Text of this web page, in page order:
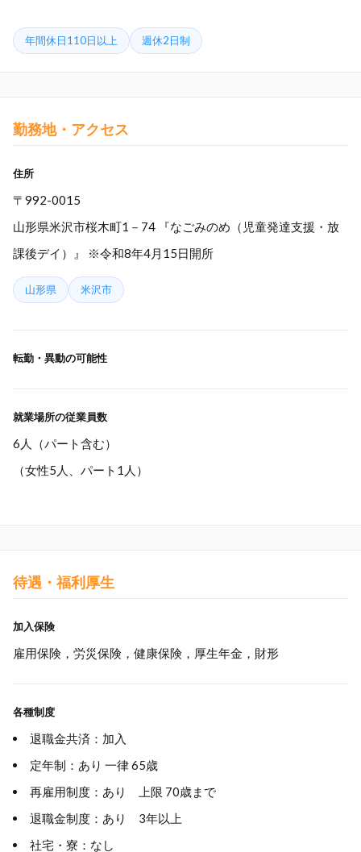
年間休日110日以上 週休2日制
勤務地・アクセス
住所
〒992-0015
山形県米沢市桜木町1－74 『なごみのめ（児童発達支援・放
課後デイ）』 ※令和8年4月15日開所
山形県 米沢市
転勤・異動の可能性
就業場所の従業員数
6人（パート含む）
（女性5人、パート1人）
待遇・福利厚生
加入保険
雇用保険，労災保険，健康保険，厚生年金，財形
各種制度
退職金共済：加入
定年制：あり 一律 65歳
再雇用制度：あり 上限 70歳まで
退職金制度：あり 3年以上
社宅・寮：なし